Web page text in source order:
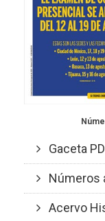
Gaceta
Números
Acervo